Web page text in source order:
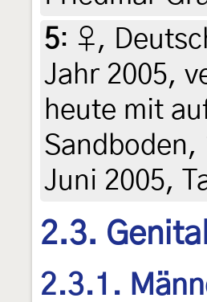
5: ♀,
Jahr 2005,
heute mit
Sandboden,
Juni 2005,
2.3.
2.3.1.